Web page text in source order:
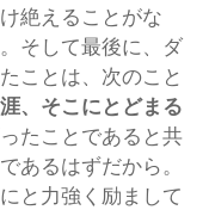
絶えることがな
そして最後に、ダ
ことは、次のこと
、そこにとどまる
たことであると共
あるはずだから。
と力強く励まして